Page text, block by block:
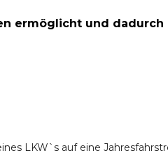
ermöglicht und dadurch
LKW`s auf eine